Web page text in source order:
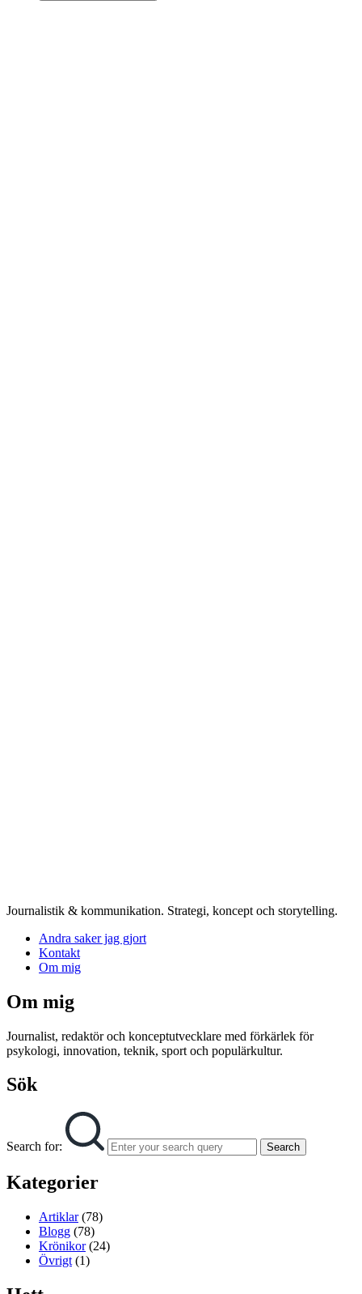
Journalistik & kommunikation. Strategi, koncept och storytelling.
Andra saker jag gjort
Kontakt
Om mig
Om mig
Journalist, redaktör och konceptutvecklare med förkärlek för
psykologi, innovation, teknik, sport och populärkultur.
Sök
Search for: Search
Kategorier
Artiklar(78)
Blogg (78)
Krönikor(24)
Övrigt (1)